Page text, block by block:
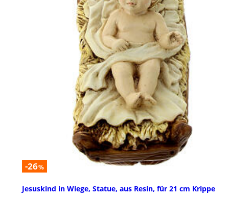
-26%
Jesuskind in Wiege, Statue, aus Resin, für 21 cm Krippe